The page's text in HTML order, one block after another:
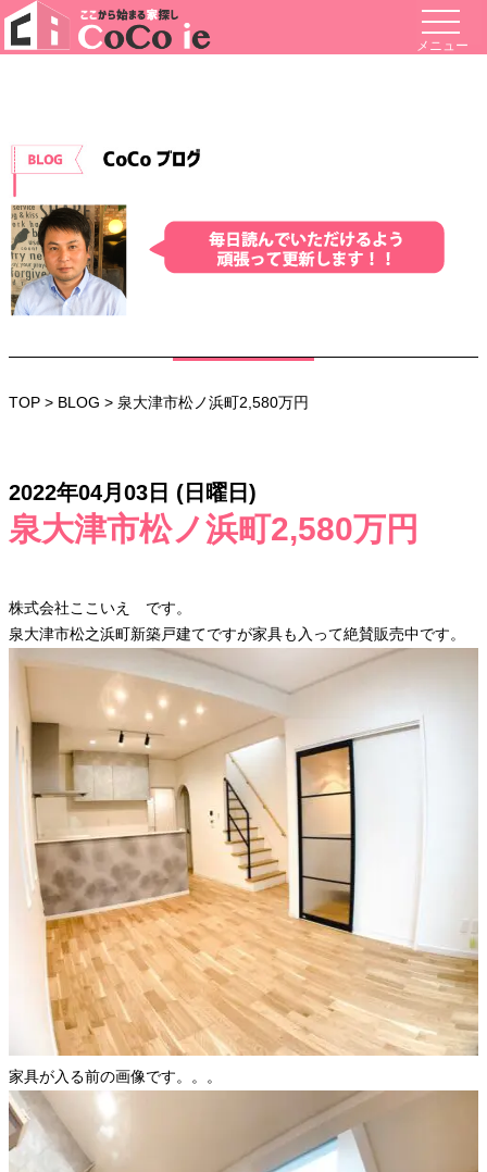
メニュー
TOP > BLOG > 泉大津市松ノ浜町2,580万円
2022年04月03日 (日曜日)
泉大津市松ノ浜町2,580万円
株式会社ここいえ です。
泉大津市松之浜町新築戸建てですが家具も入って絶賛販売中です。
家具が入る前の画像です。。。